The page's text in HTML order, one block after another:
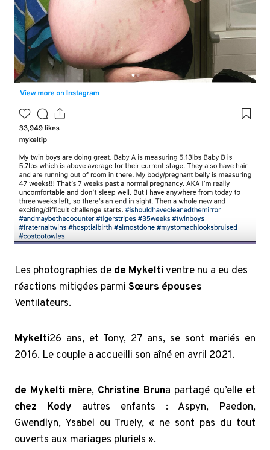
Les photographies de de Mykeltiventre nu a eu des
réactions mitigées parmi Sœurs épouses
Ventilateurs.
Mykelti26 ans, et Tony, 27 ans, se sont mariés en
2016. Le couple a accueilli son aîné en avril 2021.
de Mykelti mère, Christine Bruna partagé qu’elle et
chez Kody autres enfants : Aspyn, Paedon,
Gwendlyn, Ysabel ou Truely, « ne sont pas du tout
ouverts aux mariages pluriels ».